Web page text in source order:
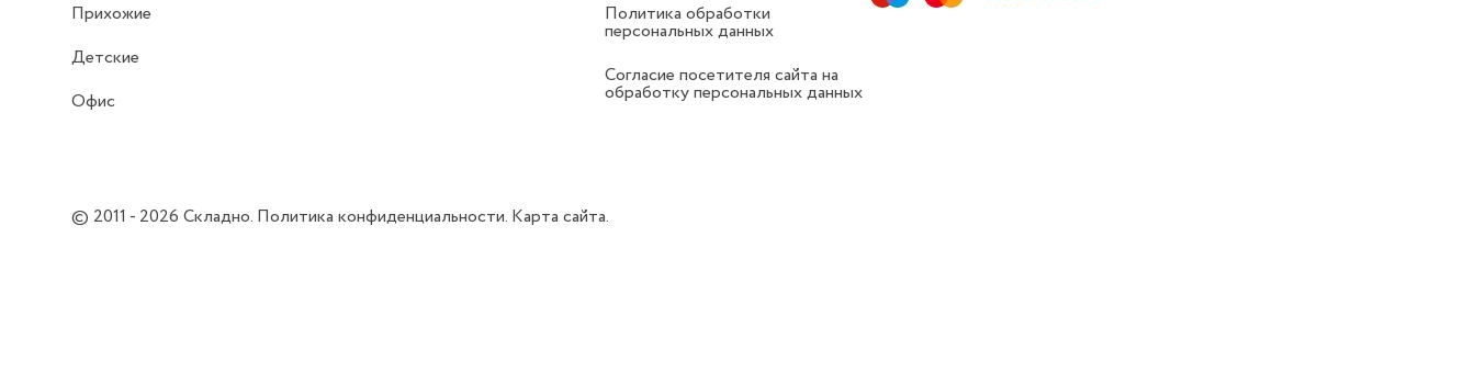
Прихожие
Детские
Офис
Политика обработки
персональных данных
Согласие посетителя сайта на
обработку персональных данных
© 2011 - 2026Складно. Политика конфиденциальности. Карта сайта.